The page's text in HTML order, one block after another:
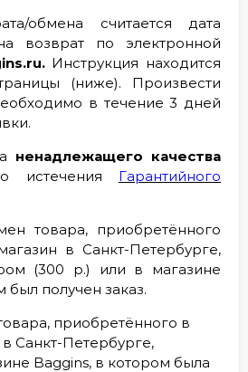
обмена считается дата
возврат по электронной
Инструкция находится
(ниже). Произвести
в течение 3 дней
ненадлежащего качества
истечения Гарантийного
товара, приобретённого
в Санкт-Петербурге,
(300 р.) или в магазине
был получен заказ.
приобретённого в
Санкт-Петербурге,
Baggins, в котором была